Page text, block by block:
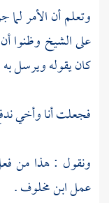
وتعلم أن الأمر
على الشيخ وظنوا
كان يقوله ويرسل
فجعلت أنا وأخي
ونقول : هذا من
عملابن مخلوف.